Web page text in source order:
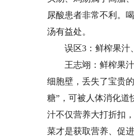
尿酸患者非常不利。
汤有益处。
误区3：鲜榨果汁
王志翊：鲜榨果汁
细胞壁，丢失了宝贵
糖”，可被人体消化道
汁不仅营养大打折扣
菜才是获取营养、促